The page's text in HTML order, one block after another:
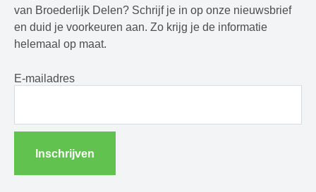
van Broederlijk Delen? Schrijf je in op onze nieuwsbrief
en duid je voorkeuren aan. Zo krijg je de informatie
helemaal op maat.
E-mailadres
Inschrijven